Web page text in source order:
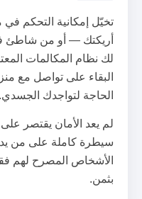
تخيّل إمكانية التحكم
أريكتك — أو من شاطئ
البقاء على تواصل مع
الحاجة لتواجدك الجسدي.
لم يعد الأمان يقتصر
سيطرة كاملة على من
الأشخاص المصرح لهم
بثمن.